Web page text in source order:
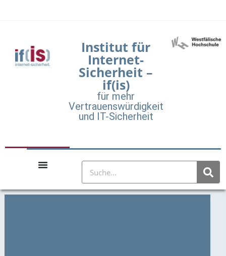
Institut für
Internet-
Sicherheit –
if(is)
für mehr
Vertrauenswürdigkeit
und IT-Sicherheit